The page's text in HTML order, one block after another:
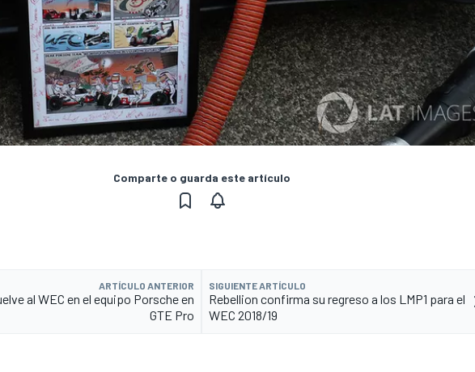
Comparte o guarda este artículo
ARTÍCULO ANTERIOR
al WEC en el equipo Porsche en
GTE Pro
SIGUIENTE ARTÍCULO
Rebellion confirma su regreso a los LMP1 para el
WEC 2018/19